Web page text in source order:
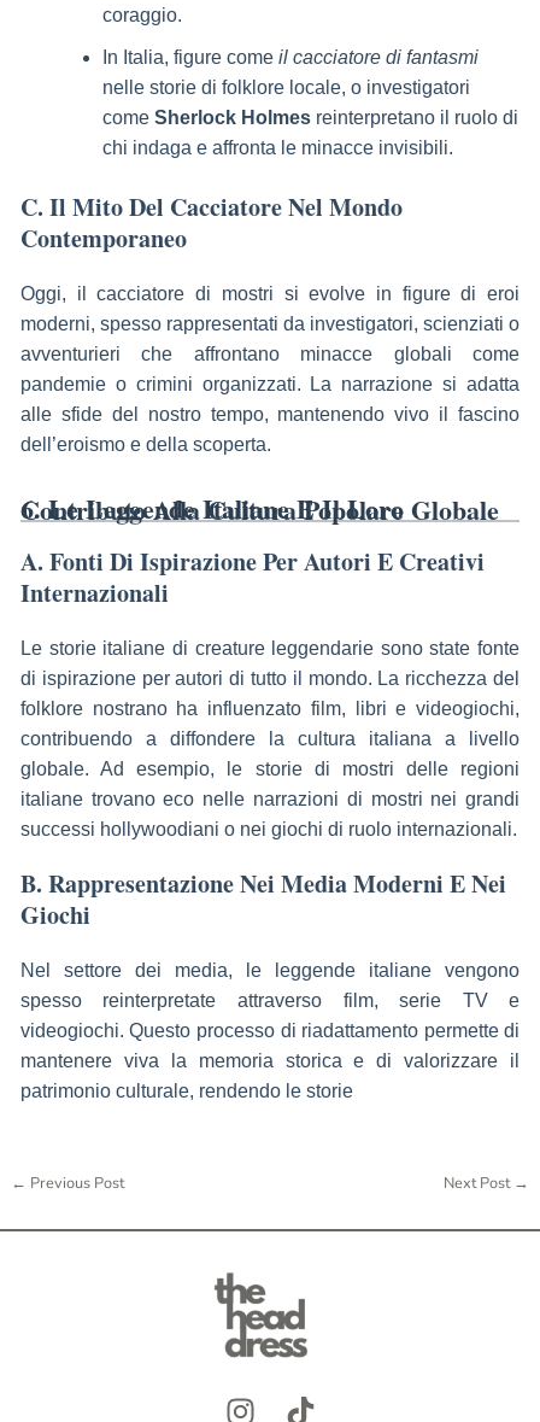
coraggio.
In Italia, figure come il cacciatore di fantasmi
nelle storie di folklore locale, o investigatori
come Sherlock Holmesreinterpretano il ruolo di
chi indaga e affronta le minacce invisibili.
C. Il Mito Del Cacciatore Nel Mondo
Contemporaneo
Oggi, il cacciatore di mostri si evolve in figure di eroi
moderni, spesso rappresentati da investigatori, scienziati o
avventurieri che affrontano minacce globali come
pandemie o crimini organizzati. La narrazione si adatta
alle sfide del nostro tempo, mantenendo vivo il fascino
dell’eroismo e della scoperta.
6. Le Leggende Italiane E Il Loro Contributo Alla Cultura Popolare Globale
A. Fonti Di Ispirazione Per Autori E Creativi
Internazionali
Le storie italiane di creature leggendarie sono state fonte
di ispirazione per autori di tutto il mondo. La ricchezza del
folklore nostrano ha influenzato film, libri e videogiochi,
contribuendo a diffondere la cultura italiana a livello
globale. Ad esempio, le storie di mostri delle regioni
italiane trovano eco nelle narrazioni di mostri nei grandi
successi hollywoodiani o nei giochi di ruolo internazionali.
B. Rappresentazione Nei Media Moderni E Nei
Giochi
Nel settore dei media, le leggende italiane vengono
spesso reinterpretate attraverso film, serie TV e
videogiochi. Questo processo di riadattamento permette di
mantenere viva la memoria storica e di valorizzare il
patrimonio culturale, rendendo le storie
← Previous Post Next Post →